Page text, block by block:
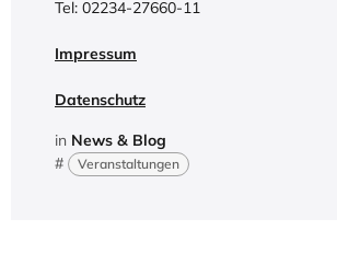
Tel: 02234-27660-11
Impressum
Datenschutz
in News & Blog
#
Veranstaltungen